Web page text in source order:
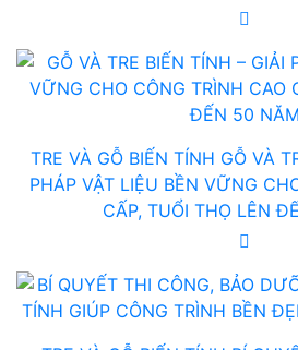
TRE VÀ GỖ BIẾN TÍNH GỖ VÀ
PHÁP VẬT LIỆU BỀN VỮNG
CẤP, TUỔI THỌ LÊN